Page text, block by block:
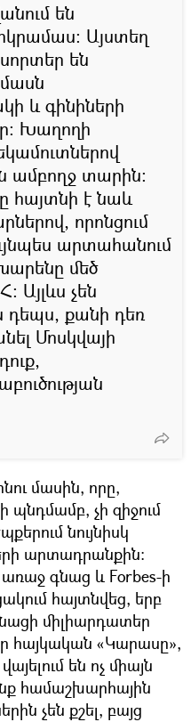
են
Այստեղ
են
և գինիների
Խաղողի
ամբողջ տարին։
հայտնի է նաև
որոնցում
արտահանում
մեծ
Այլևս չեն
դեպս, քանի դեռ
Մոսկվայի
մասին, որը,
չի զիջում
նույնիսկ
արտադրանքին։
գնաց և Forbes-ի
հայտնվեց, երբ
միլիարդատեր
հայկական «Կարասը»,
են ոչ միայն
համաշխարհային
չեն քշել, բայց